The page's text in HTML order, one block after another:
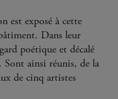
est exposé à cette
Dans leur
poétique et décalé
ainsi réunis, de la
de cinq artistes